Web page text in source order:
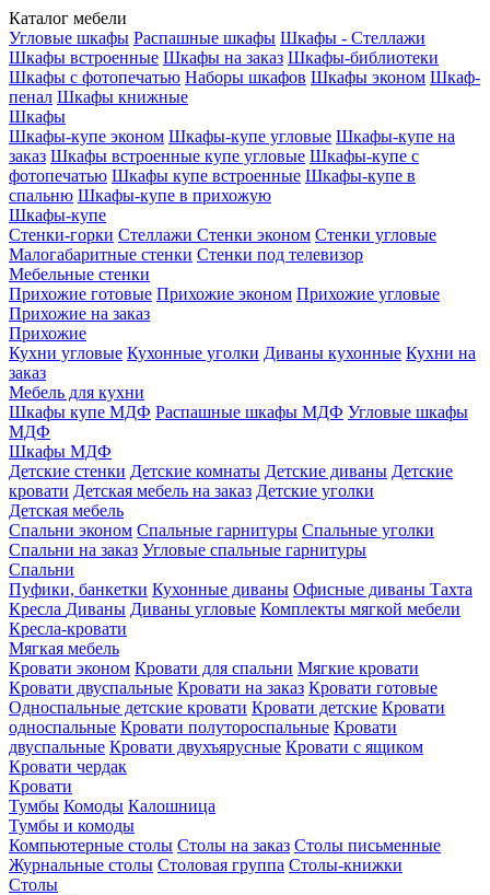
Каталог мебели
Угловые шкафы Распашные шкафы Шкафы - Стеллажи
Шкафы встроенные Шкафы на заказ Шкафы-библиотеки
Шкафы с фотопечатью Наборы шкафов Шкафы эконом Шкаф-
пенал Шкафы книжные
Шкафы
Шкафы-купе эконом Шкафы-купе угловые Шкафы-купе на
заказ Шкафы встроенные купе угловые Шкафы-купе с
фотопечатью Шкафы купе встроенные Шкафы-купе в
спальню Шкафы-купе в прихожую
Шкафы-купе
Стенки-горки Стеллажи Стенки эконом Стенки угловые
Малогабаритные стенки Стенки под телевизор
Мебельные стенки
Прихожие готовые Прихожие эконом Прихожие угловые
Прихожие на заказ
Прихожие
Кухни угловые Кухонные уголки Диваны кухонные Кухни на
заказ
Мебель для кухни
Шкафы купе МДФ Распашные шкафы МДФ Угловые шкафы
МДФ
Шкафы МДФ
Детские стенки Детские комнаты Детские диваны Детские
кровати Детская мебель на заказ Детские уголки
Детская мебель
Спальни эконом Спальные гарнитуры Спальные уголки
Спальни на заказ Угловые спальные гарнитуры
Спальни
Пуфики, банкетки Кухонные диваны Офисные диваны Тахта
Кресла Диваны Диваны угловые Комплекты мягкой мебели
Кресла-кровати
Мягкая мебель
Кровати эконом Кровати для спальни Мягкие кровати
Кровати двуспальные Кровати на заказ Кровати готовые
Односпальные детские кровати Кровати детские Кровати
односпальные Кровати полутороспальные Кровати
двуспальные Кровати двухъярусные Кровати с ящиком
Кровати чердак
Кровати
Тумбы Комоды Калошница
Тумбы и комоды
Компьютерные столы Столы на заказ Столы письменные
Журнальные столы Столовая группа Столы-книжки
Столы